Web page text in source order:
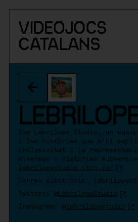
VIDEOJOCS
CATALANS
Som Lebrilope Studio, un
i les històries que s'hi
inclusivitat i la representació
diversos i històries
lebrilopestudio.itch.io/
Correu electrònic:
Twitter: @LebrilopeStudio
Instagram: @lebrilopestudio